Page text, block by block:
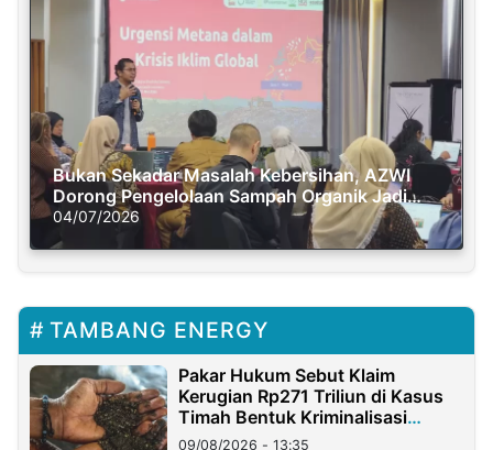
Bukan Sekadar Masalah Kebersihan, AZWI
Dorong Pengelolaan Sampah Organik Jadi
Solusi Krisis Iklim
04/07/2026
TAMBANG ENERGY
Pakar Hukum Sebut Klaim
Kerugian Rp271 Triliun di Kasus
Timah Bentuk Kriminalisasi
Terhadap Usaha
09/08/2026 - 13:35